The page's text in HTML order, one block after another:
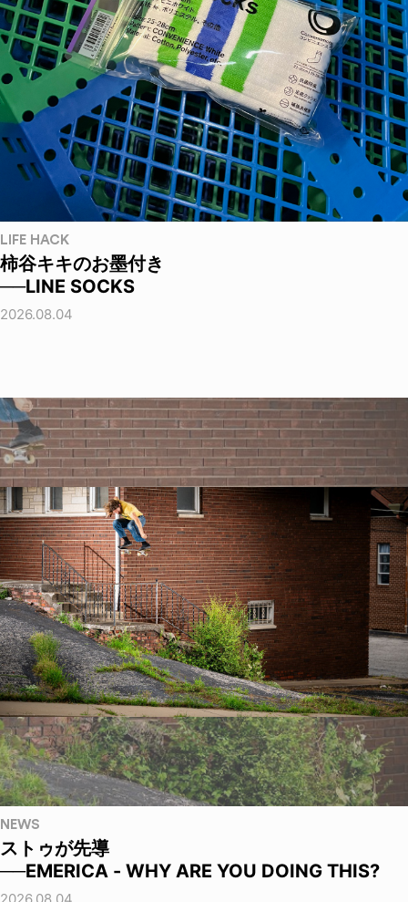
LIFE HACK
柿谷キキのお墨付き
──LINE SOCKS
2026.08.04
NEWS
ストゥが先導
──EMERICA - WHY ARE YOU DOING THIS?